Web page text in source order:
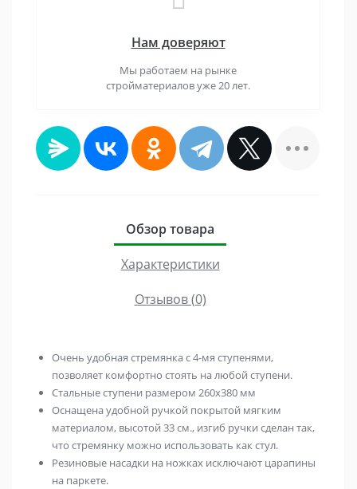
Нам доверяют
Мы работаем на рынке
стройматериалов уже 20 лет.
Обзор товара
Характеристики
Отзывов (0)
Очень удобная стремянка c 4-мя ступенями,
позволяет комфортно стоять на любой ступени.
Стальные ступени размером 260х380 мм
Оснащена удобной ручкой покрытой мягким
материалом, высотой 33 см., изгиб ручки сделан так,
что стремянку можно использовать как стул.
Резиновые насадки на ножках исключают царапины
на паркете.